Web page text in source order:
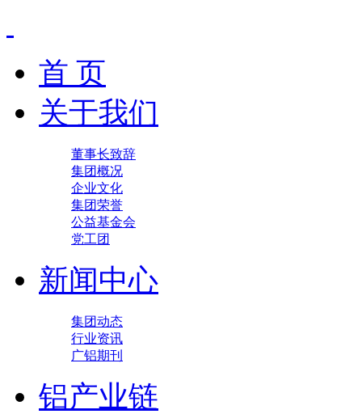
首 页
关于我们
董事长致辞
集团概况
企业文化
集团荣誉
公益基金会
党工团
新闻中心
集团动态
行业资讯
广铝期刊
铝产业链